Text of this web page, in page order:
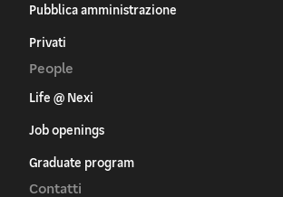
Pubblica amministrazione
Privati
People
Life @ Nexi
Job openings
Graduate program
Contatti